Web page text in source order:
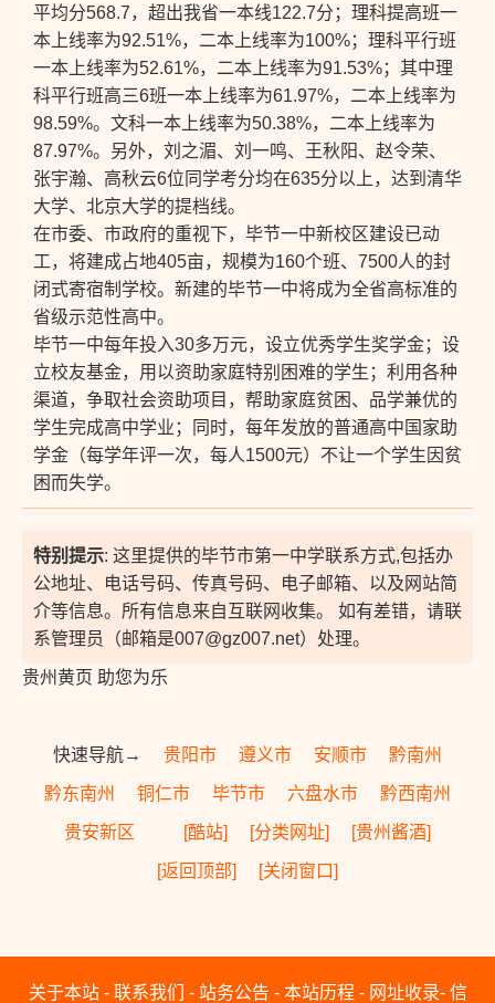
平均分568.7，超出我省一本线122.7分；理科提高班一
本上线率为92.51%，二本上线率为100%；理科平行班
一本上线率为52.61%，二本上线率为91.53%；其中理
科平行班高三6班一本上线率为61.97%，二本上线率为
98.59%。文科一本上线率为50.38%，二本上线率为
87.97%。另外，刘之湄、刘一鸣、王秋阳、赵令荣、
张宇瀚、高秋云6位同学考分均在635分以上，达到清华
大学、北京大学的提档线。
在市委、市政府的重视下，毕节一中新校区建设已动
工，将建成占地405亩，规模为160个班、7500人的封
闭式寄宿制学校。新建的毕节一中将成为全省高标准的
省级示范性高中。
毕节一中每年投入30多万元，设立优秀学生奖学金；设
立校友基金，用以资助家庭特别困难的学生；利用各种
渠道，争取社会资助项目，帮助家庭贫困、品学兼优的
学生完成高中学业；同时，每年发放的普通高中国家助
学金（每学年评一次，每人1500元）不让一个学生因贫
困而失学。
特别提示: 这里提供的毕节市第一中学联系方式,包括办
公地址、电话号码、传真号码、电子邮箱、以及网站简
介等信息。所有信息来自互联网收集。 如有差错，请联
系管理员（邮箱是007@gz007.net）处理。
贵州黄页 助您为乐
快速导航→ 贵阳市 遵义市 安顺市 黔南州
黔东南州 铜仁市 毕节市 六盘水市 黔西南州
贵安新区 [酷站] [分类网址] [贵州酱酒]
[返回顶部] [关闭窗口]
关于本站- 联系我们 - 站务公告 - 本站历程 - 网址收录- 信